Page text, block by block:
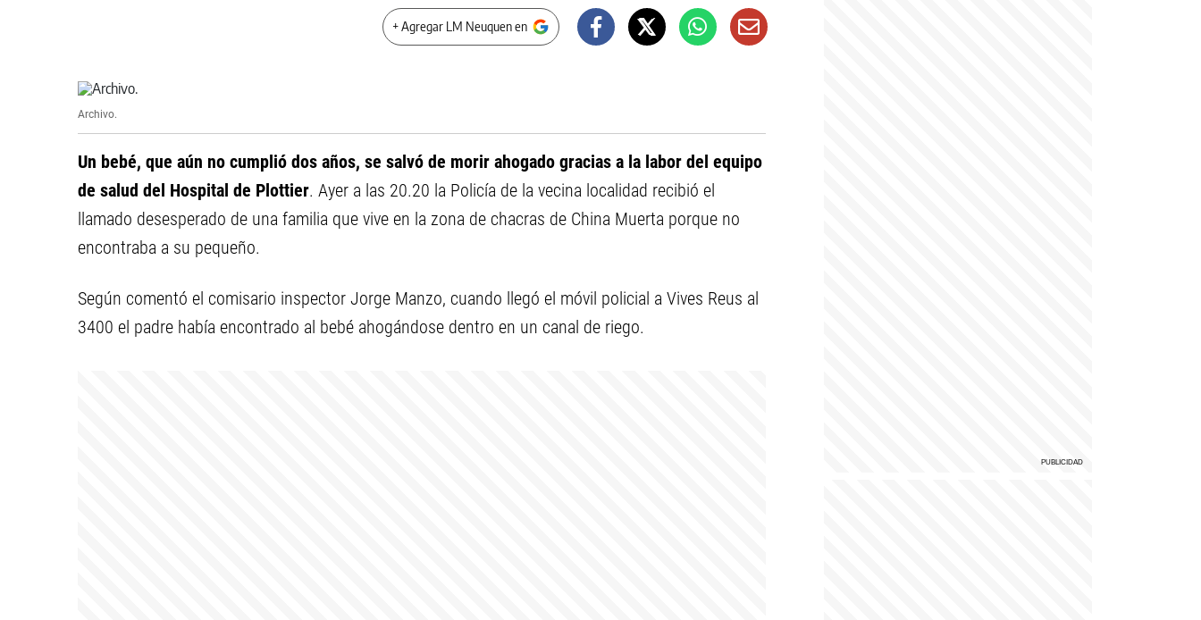
+ Agregar LM Neuquen en
Archivo.
Un bebé, que aún no cumplió dos años, se salvó de morir ahogado gracias a la labor del equipo
de salud del Hospital de Plottier. Ayer a las 20.20 la Policía de la vecina localidad recibió el
llamado desesperado de una familia que vive en la zona de chacras de China Muerta porque no
encontraba a su pequeño.
Según comentó el comisario inspector Jorge Manzo, cuando llegó el móvil policial a Vives Reus al
3400 el padre había encontrado al bebé ahogándose dentro en un canal de riego.